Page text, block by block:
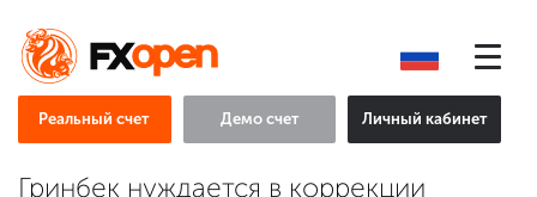
Реальный счет Демо счет Личный кабинет
Гринбек нуждается в коррекции